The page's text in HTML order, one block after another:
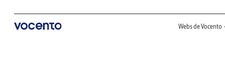
Webs de Vocento